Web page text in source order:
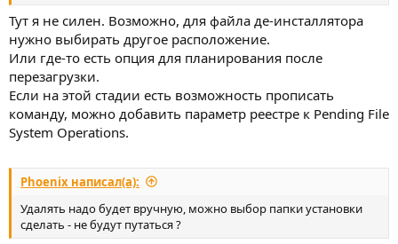
Тут я не силен. Возможно, для файла де-инсталлятора
нужно выбирать другое расположение.
Или где-то есть опция для планирования после
перезагрузки.
Если на этой стадии есть возможность прописать
команду, можно добавить параметр реестре к Pending File
System Operations.
Phoenix написал(а):
Удалять надо будет вручную, можно выбор папки установки
сделать - не будут путаться ?